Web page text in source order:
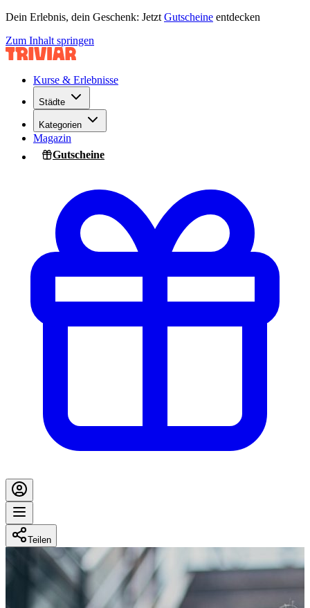
Dein Erlebnis, dein Geschenk: Jetzt Gutscheine entdecken
Zum Inhalt springen
Kurse & Erlebnisse
Städte
Kategorien
Magazin
Gutscheine
Teilen